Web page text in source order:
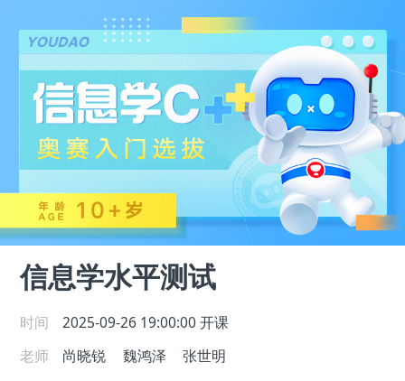
信息学水平测试
时间 2025-09-26 19:00:00 开课
老师
尚晓锐 魏鸿泽 张世明